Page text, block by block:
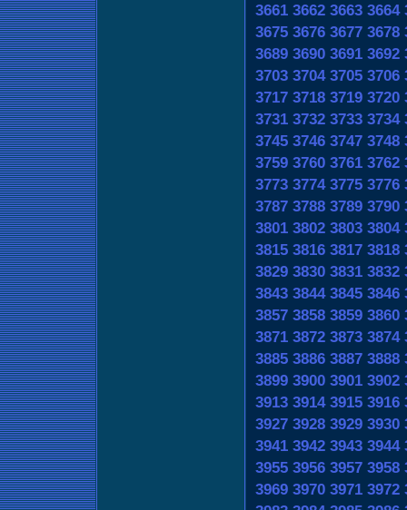
3661 3662 3663 3664
3675 3676 3677 3678
3689 3690 3691 3692
3703 3704 3705 3706
3717 3718 3719 3720
3731 3732 3733 3734
3745 3746 3747 3748
3759 3760 3761 3762
3773 3774 3775 3776
3787 3788 3789 3790
3801 3802 3803 3804
3815 3816 3817 3818
3829 3830 3831 3832
3843 3844 3845 3846
3857 3858 3859 3860
3871 3872 3873 3874
3885 3886 3887 3888
3899 3900 3901 3902
3913 3914 3915 3916
3927 3928 3929 3930
3941 3942 3943 3944
3955 3956 3957 3958
3969 3970 3971 3972